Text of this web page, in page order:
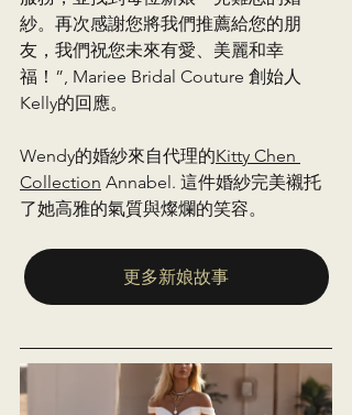
紗。再次感謝您將我們推薦給您的朋
友，我們祝您未來有愛、美麗和幸
福！”, Mariee Bridal Couture 創始人
Kelly的回應。
Wendy的婚紗來自代理的Kitty Chen
Collection Annabel. 這件婚紗完美襯托
了她高雅的氣質與燦爛的笑容。
更多新娘故事